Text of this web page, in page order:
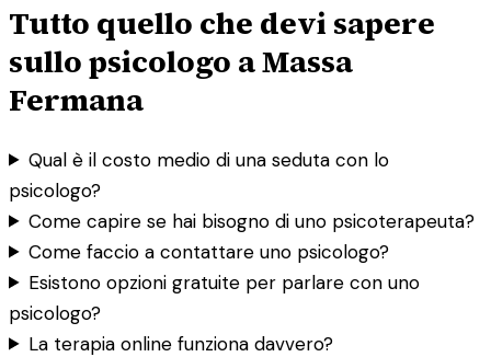
Tutto quello che devi sapere
sullo psicologo a Massa
Fermana
Qual è il costo medio di una seduta con lo
psicologo?
Come capire se hai bisogno di uno psicoterapeuta?
Come faccio a contattare uno psicologo?
Esistono opzioni gratuite per parlare con uno
psicologo?
La terapia online funziona davvero?